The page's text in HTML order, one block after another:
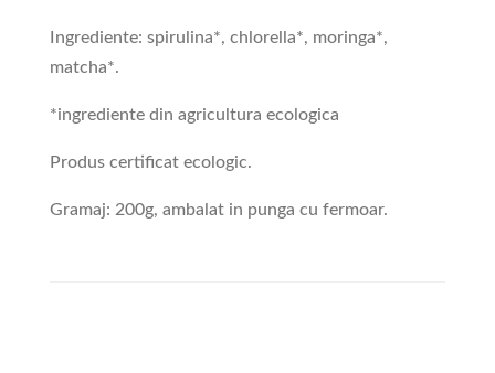
Ingrediente: spirulina*, chlorella*, moringa*,
matcha*.
*ingrediente din agricultura ecologica
Produs certificat ecologic.
Gramaj: 200g, ambalat in punga cu fermoar.